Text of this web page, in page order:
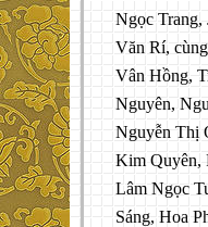
Ngọc Trang,
Văn Rí,
Vân Hồng,
Nguyên,
Nguyễn Thị
Kim Quyên,
Lâm Ngọc
Sáng, Hoa